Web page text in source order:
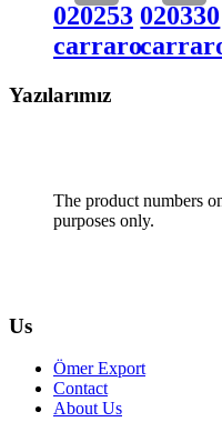
020253
carraro
020330
Yazılarımız
The product numbers
purposes only.
Us
Ömer Export
Contact
About Us